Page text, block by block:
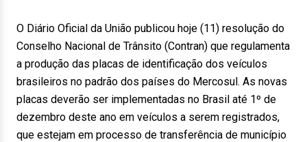
O Diário Oficial da União publicou hoje (11) resolução do
Conselho Nacional de Trânsito (Contran) que regulamenta
a produção das placas de identificação dos veículos
brasileiros no padrão dos países do Mercosul. As novas
placas deverão ser implementadas no Brasil até 1º de
dezembro deste ano em veículos a serem registrados,
que estejam em processo de transferência de município